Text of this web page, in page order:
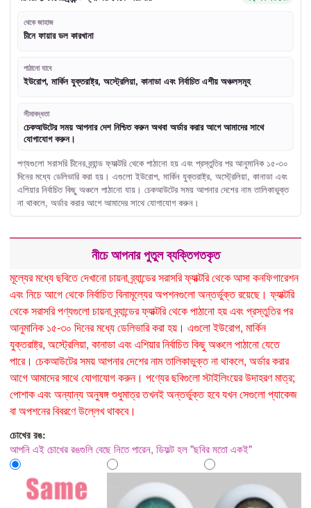
থেকে জাহাজ
চীনে ফায়ার ডল কারখানা
পাঠানো যাবে
ইউরোপ, মার্কিন যুক্তরাষ্ট্র, অস্ট্রেলিয়া, কানাডা এবং নির্বাচিত এশীয় অঞ্চলসমূহ
সীমাবদ্ধতা
চেকআউটের সময় আপনার দেশ নিশ্চিত করুন অথবা অর্ডার করার আগে আমাদের সাথে
যোগাযোগ করুন।
পণ্যগুলো সরাসরি চীনের ব্র্যান্ড ফ্যাক্টরি থেকে পাঠানো হয় এবং প্রস্তুতির পর আনুমানিক ১৫-৩০
দিনের মধ্যে ডেলিভারি করা হয়। এগুলো ইউরোপ, মার্কিন যুক্তরাষ্ট্র, অস্ট্রেলিয়া, কানাডা এবং
এশিয়ার নির্বাচিত কিছু অঞ্চলে পাঠানো যায়। চেকআউটের সময় আপনার দেশের নাম তালিকাভুক্ত
না থাকলে, অর্ডার করার আগে আমাদের সাথে যোগাযোগ করুন।
নীচে আপনার পুতুল ব্যক্তিগতকৃত
মূল্যের মধ্যে ছবিতে দেখানো চায়না ব্র্যান্ডের সরাসরি ফ্যাক্টরি থেকে আসা কনফিগারেশন
এবং নিচে আগে থেকে নির্বাচিত বিনামূল্যের অপশনগুলো অন্তর্ভুক্ত রয়েছে। ফ্যাক্টরি
থেকে সরাসরি পণ্যগুলো চায়না ব্র্যান্ডের ফ্যাক্টরি থেকে পাঠানো হয় এবং প্রস্তুতির পর
আনুমানিক ১৫-৩০ দিনের মধ্যে ডেলিভারি করা হয়। এগুলো ইউরোপ, মার্কিন
যুক্তরাষ্ট্র, অস্ট্রেলিয়া, কানাডা এবং এশিয়ার নির্বাচিত কিছু অঞ্চলে পাঠানো যেতে
পারে। চেকআউটের সময় আপনার দেশের নাম তালিকাভুক্ত না থাকলে, অর্ডার করার
আগে আমাদের সাথে যোগাযোগ করুন। পণ্যের ছবিগুলো স্টাইলিংয়ের উদাহরণ মাত্র;
পোশাক এবং অন্যান্য অনুষঙ্গ শুধুমাত্র তখনই অন্তর্ভুক্ত হবে যখন সেগুলো প্যাকেজ
বা অপশনের বিবরণে উল্লেখ থাকবে।
চোখের রঙ:
আপনি এই চোখের রঙগুলি বেছে নিতে পারেন, ডিফল্ট হল "ছবির মতো একই"